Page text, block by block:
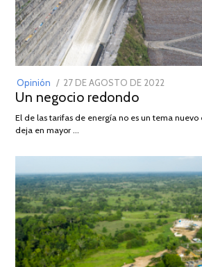
Opinión
POSTED
ON
27 DE AGOSTO DE 2022
DE
Un negocio redondo
El de las tarifas de energía no es un tema nuevo
deja en mayor …